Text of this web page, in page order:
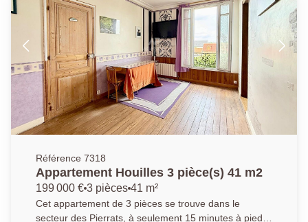
au bord de l'eau. Les informations sur les risques
auxquels ce bien est exposé sont disponibles sur le
site Géorisques : www.georisques.gouv.fr
Référence 7318
Appartement Houilles 3 pièce(s) 41 m2
199 000 € 3 pièces 41 m²
Cet appartement de 3 pièces se trouve dans le
secteur des Pierrats, à seulement 15 minutes à pied